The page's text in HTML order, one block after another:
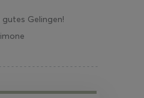
gutes Gelingen!